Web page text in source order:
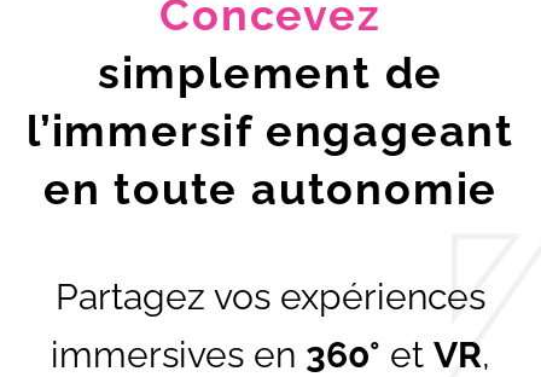
Concevez
simplement de
l’immersif engageant
en toute autonomie
Partagez vos expériences
immersives en 360° et VR,